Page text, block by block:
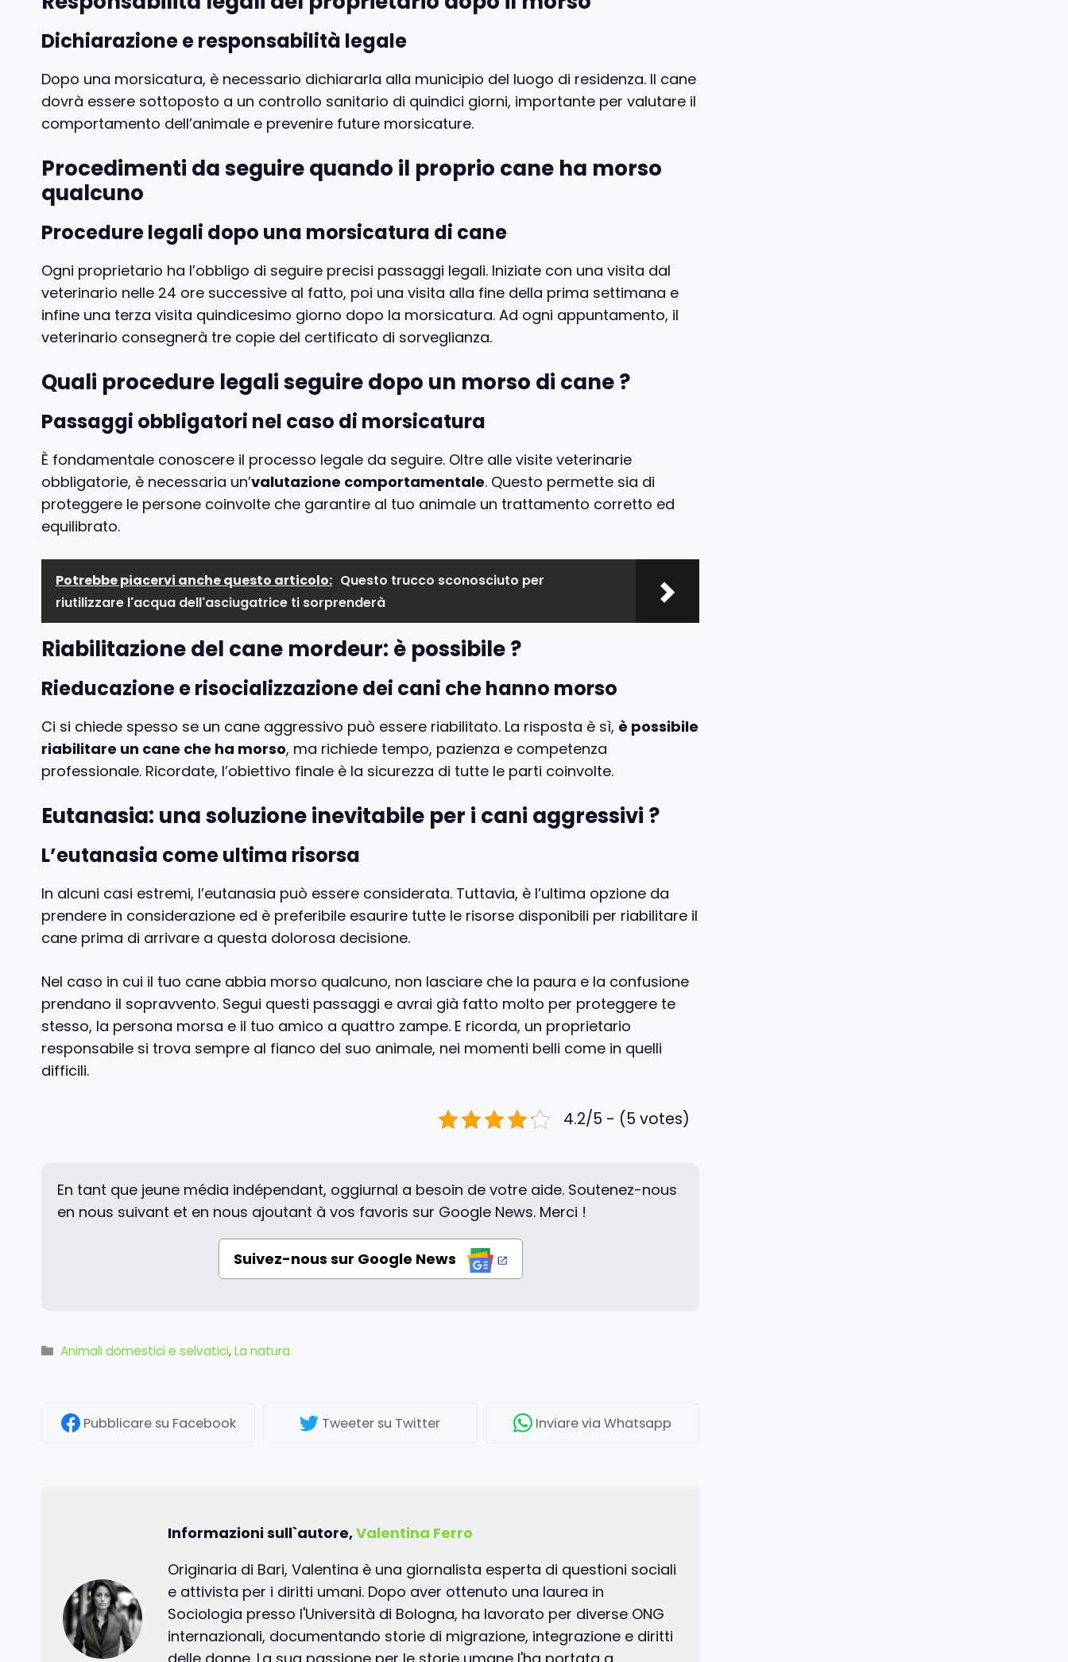
Dichiarazione e responsabilità legale
Dopo una morsicatura, è necessario dichiararla alla municipio del luogo di residenza. Il cane
dovrà essere sottoposto a un controllo sanitario di quindici giorni, importante per valutare il
comportamento dell’animale e prevenire future morsicature.
Procedimenti da seguire quando il proprio cane ha morso
qualcuno
Procedure legali dopo una morsicatura di cane
Ogni proprietario ha l’obbligo di seguire precisi passaggi legali. Iniziate con una visita dal
veterinario nelle 24 ore successive al fatto, poi una visita alla fine della prima settimana e
infine una terza visita quindicesimo giorno dopo la morsicatura. Ad ogni appuntamento, il
veterinario consegnerà tre copie del certificato di sorveglianza.
Quali procedure legali seguire dopo un morso di cane ?
Passaggi obbligatori nel caso di morsicatura
È fondamentale conoscere il processo legale da seguire. Oltre alle visite veterinarie
obbligatorie, è necessaria un’valutazione comportamentale. Questo permette sia di
proteggere le persone coinvolte che garantire al tuo animale un trattamento corretto ed
equilibrato.
Potrebbe piacervi anche questo articolo: Questo trucco sconosciuto per
riutilizzare l'acqua dell'asciugatrice ti sorprenderà
Riabilitazione del cane mordeur: è possibile ?
Rieducazione e risocializzazione dei cani che hanno morso
Ci si chiede spesso se un cane aggressivo può essere riabilitato. La risposta è sì, è possibile
riabilitare un cane che ha morso, ma richiede tempo, pazienza e competenza
professionale. Ricordate, l’obiettivo finale è la sicurezza di tutte le parti coinvolte.
Eutanasia: una soluzione inevitabile per i cani aggressivi ?
L’eutanasia come ultima risorsa
In alcuni casi estremi, l’eutanasia può essere considerata. Tuttavia, è l’ultima opzione da
prendere in considerazione ed è preferibile esaurire tutte le risorse disponibili per riabilitare il
cane prima di arrivare a questa dolorosa decisione.
Nel caso in cui il tuo cane abbia morso qualcuno, non lasciare che la paura e la confusione
prendano il sopravvento. Segui questi passaggi e avrai già fatto molto per proteggere te
stesso, la persona morsa e il tuo amico a quattro zampe. E ricorda, un proprietario
responsabile si trova sempre al fianco del suo animale, nei momenti belli come in quelli
difficili.
4.2/5 - (5 votes)
En tant que jeune média indépendant, oggiurnal a besoin de votre aide. Soutenez-nous
en nous suivant et en nous ajoutant à vos favoris sur Google News. Merci !
Suivez-nous sur Google News
Categorie
Animali domestici e selvatici,La natura
Pubblicaresu Facebook Tweeter su Twitter Inviarevia Whatsapp
Informazioni sull`autore,Valentina Ferro
Originaria di Bari, Valentina è una giornalista esperta di questioni sociali
e attivista per i diritti umani. Dopo aver ottenuto una laurea in
Sociologia presso l'Università di Bologna, ha lavorato per diverse ONG
internazionali, documentando storie di migrazione, integrazione e diritti